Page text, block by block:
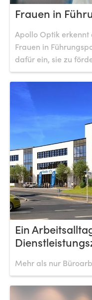
Frauen in
Apollo Optik erkennt
Frauen in
dafür ein, sie zu
Ein
Mehr als nur